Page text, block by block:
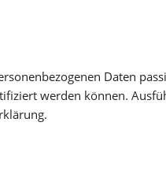
Daten
werden können.